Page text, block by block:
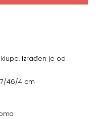
Izrađen je od
46/4 cm